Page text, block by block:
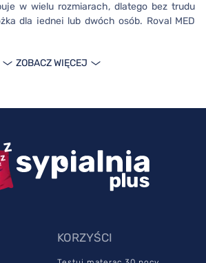
w wielu rozmiarach, dlatego bez trudu
dla jednej lub dwóch osób. Royal MED
materaca pozwala na podtrzymanie
więcej o materacu z
to model medyczny, co daje Ci
spełnia restrykcyjne normy i jest
ciała równomiernie bez wywoływania
ZOBACZ WIĘCEJ
KORZYŚCI